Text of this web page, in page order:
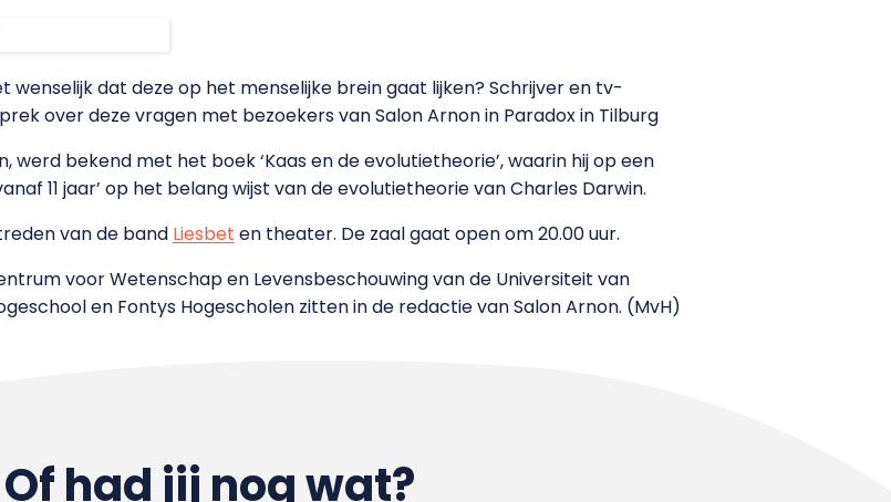
wenselijk dat deze op het menselijke brein gaat lijken? Schrijver en tv-
over deze vragen met bezoekers van Salon Arnon in Paradox in Tilburg
werd bekend met het boek ‘Kaas en de evolutietheorie’, waarin hij op een
11 jaar’ op het belang wijst van de evolutietheorie van Charles Darwin.
van de band Liesbet en theater. De zaal gaat open om 20.00 uur.
voor Wetenschap en Levensbeschouwing van de Universiteit van
en Fontys Hogescholen zitten in de redactie van Salon Arnon. (MvH)
had jij nog wat?